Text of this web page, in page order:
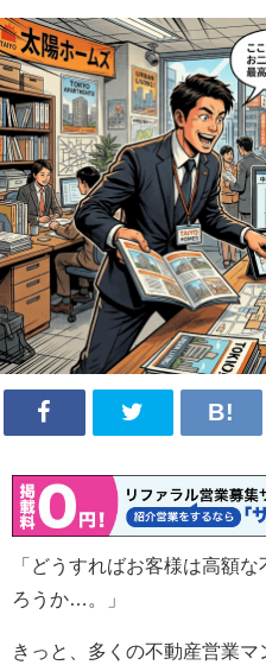
「どうすればお客様は高額
ろうか…。」
きっと、多くの不動産営業マ